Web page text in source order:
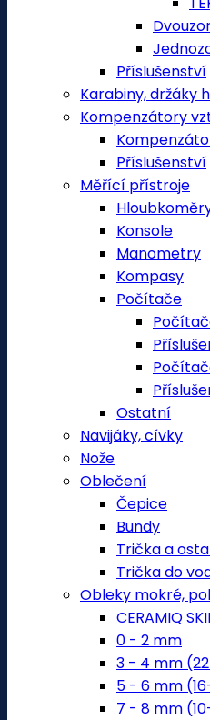
Příslušenství
Karabiny, držáky
Kompenzátory
Příslušenství
Měřící přístroje
Konsole
Manometry
Kompasy
Počítače
Ostatní
Navijáky, cívky
Nože
Oblečení
Čepice
Bundy
Trička a
Trička do
Obleky mokré,
CERAMIQ
0 - 2 mm
3 - 4 mm
5 - 6 mm
7 - 8 mm